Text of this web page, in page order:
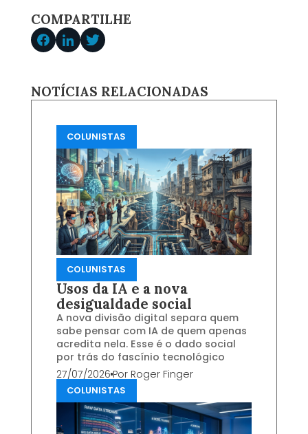
COMPARTILHE
NOTÍCIAS RELACIONADAS
COLUNISTAS
COLUNISTAS
Usos da IA e a nova
desigualdade social
A nova divisão digital separa quem
sabe pensar com IA de quem apenas
acredita nela. Esse é o dado social
por trás do fascínio tecnológico
27/07/2026Por Roger Finger
COLUNISTAS